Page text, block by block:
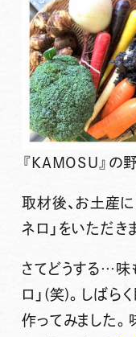
『KAMOSU』の
取材後、お土産に
ネロ」をいただき
さてどうする…味
ロ」(笑)。しばら
作ってみました。